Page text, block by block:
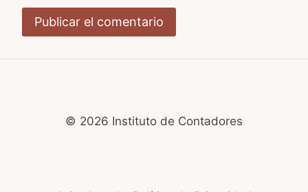
© 2026 Instituto de Contadores